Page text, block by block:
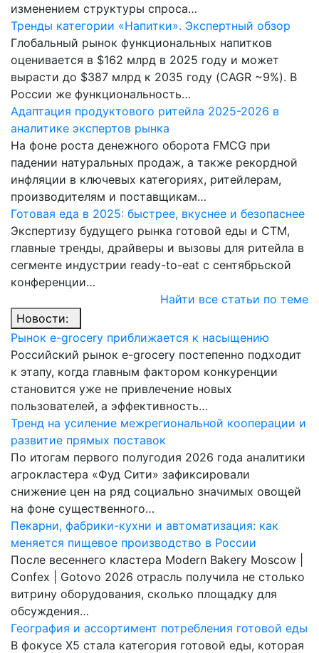
изменением структуры спроса…
Тренды категории «Напитки». Экспертный обзор
Глобальный рынок функциональных напитков
оценивается в $162 млрд в 2025 году и может
вырасти до $387 млрд к 2035 году (CAGR ~9%). В
России же функциональность…
Адаптация продуктового ритейла 2025-2026 в
аналитике экспертов рынка
На фоне роста денежного оборота FMCG при
падении натуральных продаж, а также рекордной
инфляции в ключевых категориях, ритейлерам,
производителям и поставщикам…
Готовая еда в 2025: быстрее, вкуснее и безопаснее
Экспертизу будущего рынка готовой еды и СТМ,
главные тренды, драйверы и вызовы для ритейла в
сегменте индустрии ready-to-eat с сентябрьской
конференции…
Найти все статьи по теме
Новости:
Рынок e-grocery приближается к насыщению
Российский рынок e-grocery постепенно подходит
к этапу, когда главным фактором конкуренции
становится уже не привлечение новых
пользователей, а эффективность…
Тренд на усиление межрегиональной кооперации и
развитие прямых поставок
По итогам первого полугодия 2026 года аналитики
агрокластера «Фуд Сити» зафиксировали
снижение цен на ряд социально значимых овощей
на фоне существенного…
Пекарни, фабрики-кухни и автоматизация: как
меняется пищевое производство в России
После весеннего кластера Modern Bakery Moscow |
Confex | Gotovo 2026 отрасль получила не столько
витрину оборудования, сколько площадку для
обсуждения…
География и ассортимент потребления готовой еды
В фокусе X5 стала категория готовой еды, которая